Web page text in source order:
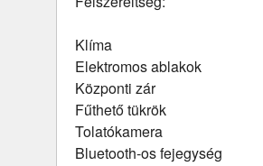
Klíma
Elektromos ablakok
Központi zár
Fűthető tükrök
Tolatókamera
Bluetooth-os fejegység